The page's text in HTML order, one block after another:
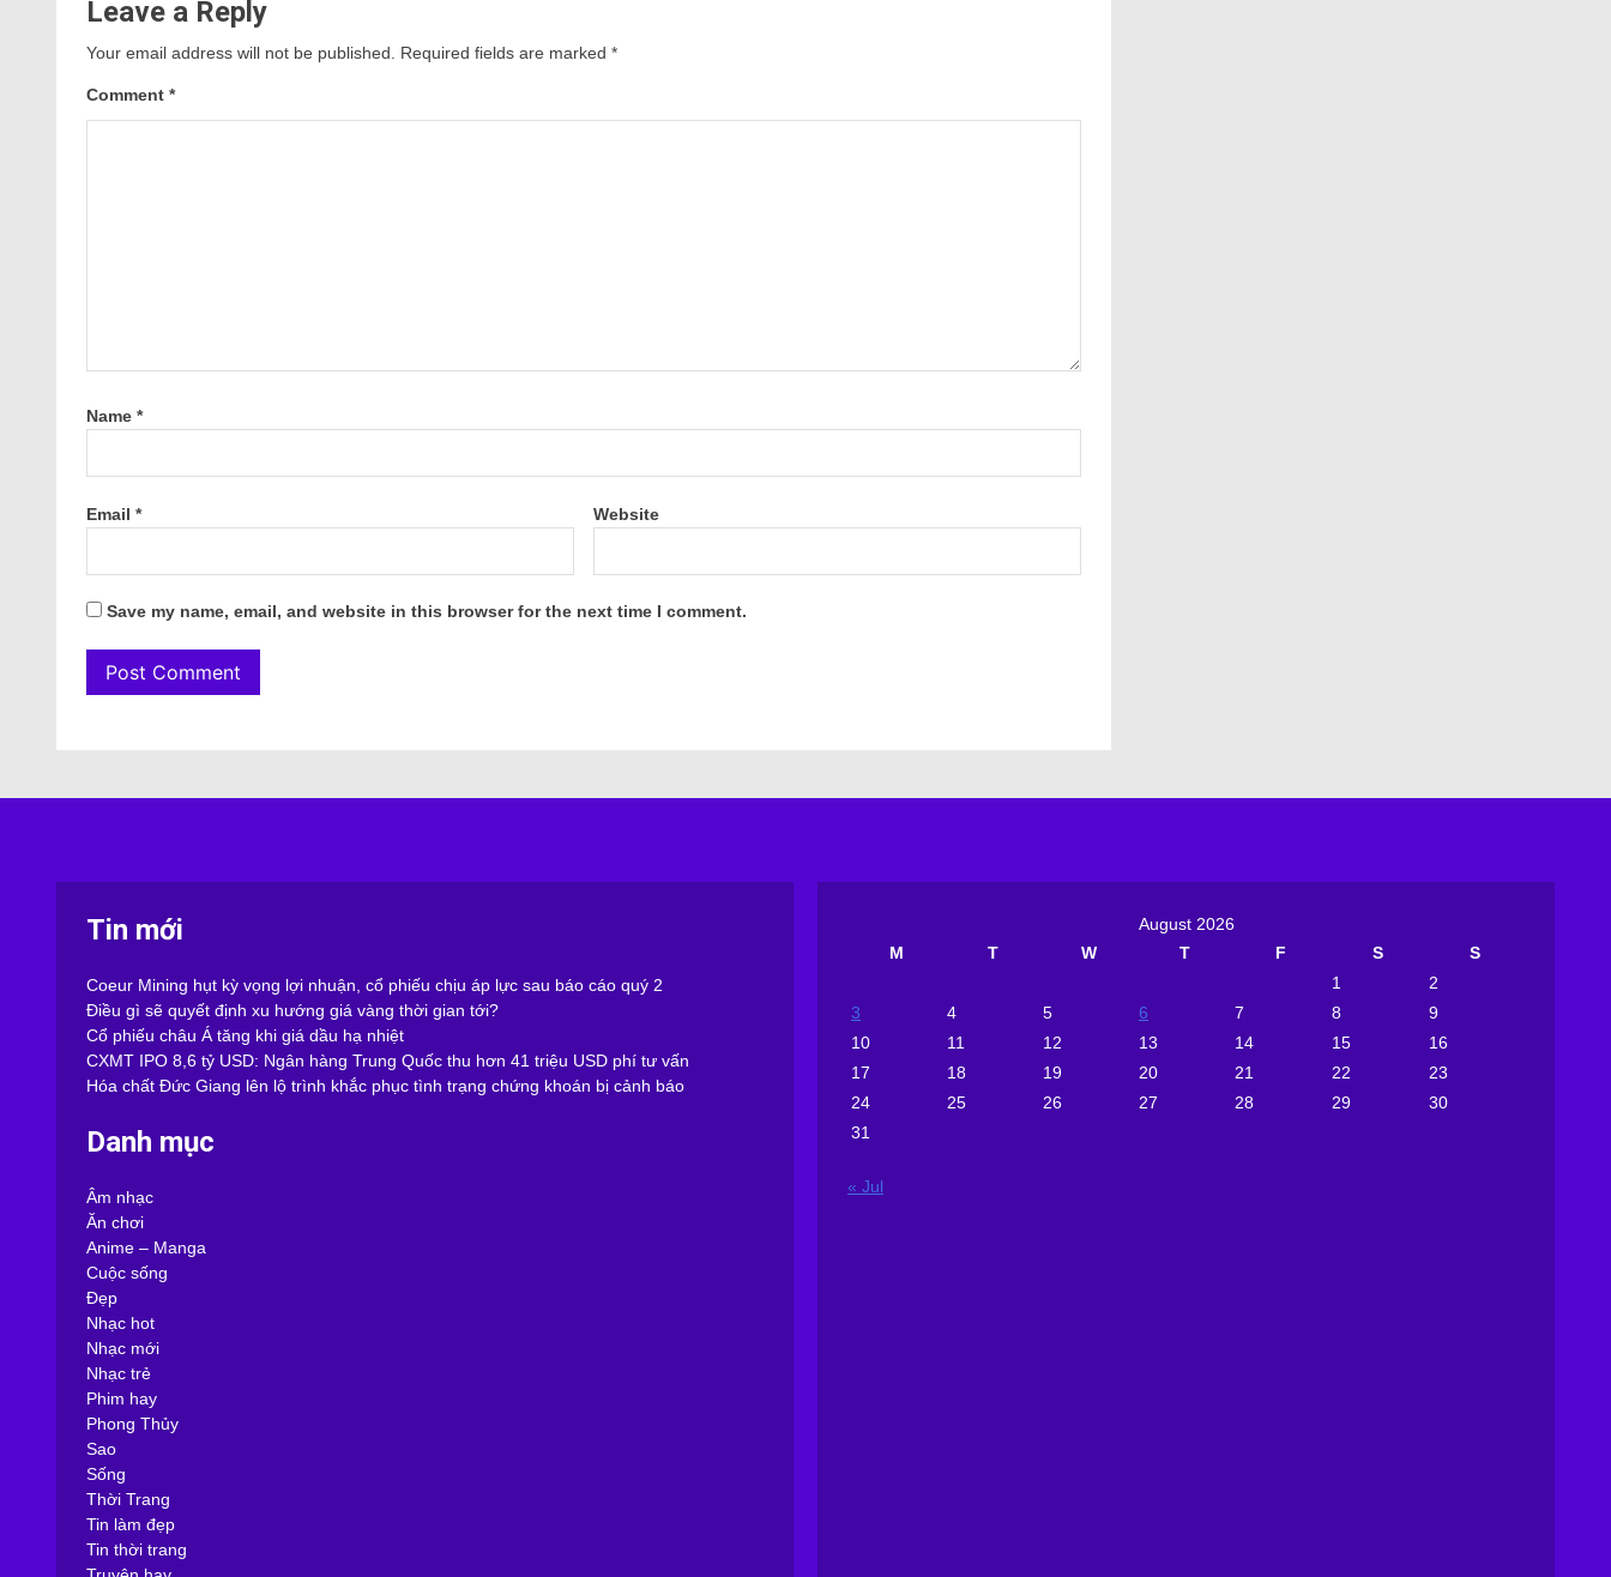
Leave a Reply
Your email address will not be published. Required fields are marked *
Comment *
Name *
Email * Website
Save my name, email, and website in this browser for the next time I comment.
Tin mới
Coeur Mining hụt kỳ vọng lợi nhuận, cổ phiếu chịu áp lực sau báo cáo quý 2
Điều gì sẽ quyết định xu hướng giá vàng thời gian tới?
Cổ phiếu châu Á tăng khi giá dầu hạ nhiệt
CXMT IPO 8,6 tỷ USD: Ngân hàng Trung Quốc thu hơn 41 triệu USD phí tư vấn
Hóa chất Đức Giang lên lộ trình khắc phục tình trạng chứng khoán bị cảnh báo
Danh mục
Âm nhạc
Ăn chơi
Anime – Manga
Cuộc sống
Đẹp
Nhạc hot
Nhạc mới
Nhạc trẻ
Phim hay
Phong Thủy
Sao
Sống
Thời Trang
Tin làm đẹp
Tin thời trang
August 2026
M
T W T F S
S
1
2
3
4 5 6 7 8
9
10
11 12 13 14 15
16
17
18 19 20 21 22
23
24
25 26 27 28 29
30
31
« Jul